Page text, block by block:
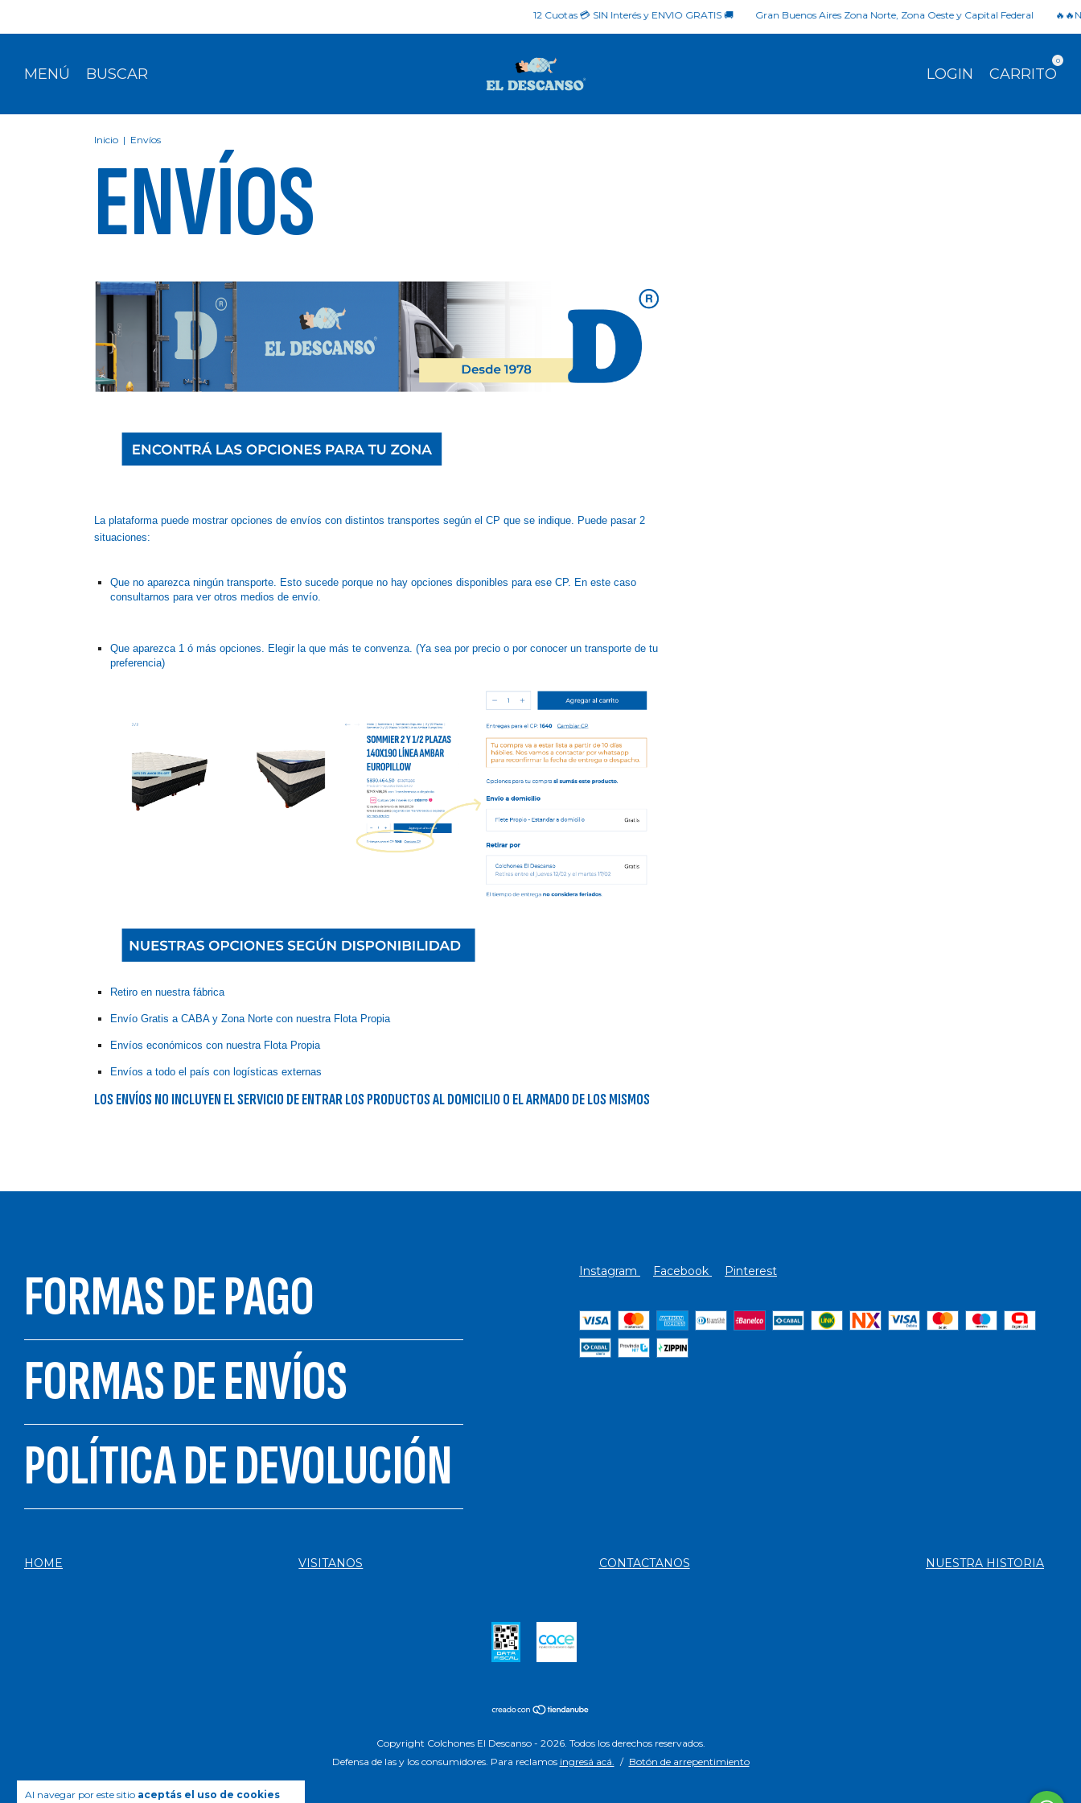
12 Cuotas 💳 SIN Interés y ENVIO GRATIS 🚚 Gran Buenos Aires Zona Norte, Zona Oeste y Capital Federal 🔥🔥NO
MENÚ BUSCAR LOGIN CARRITO
0
Al navegar por este sitio aceptás el uso de cookies
Inicio | Envíos
ENVÍOS
La plataforma puede mostrar opciones de envíos con distintos transportes según el CP que se indique. Puede pasar 2
situaciones:
Que no aparezca ningún transporte. Esto sucede porque no hay opciones disponibles para ese CP. En este caso
consultarnos para ver otros medios de envío.
Que aparezca 1 ó más opciones. Elegir la que más te convenza. (Ya sea por precio o por conocer un transporte de tu
preferencia)
Retiro en nuestra fábrica
Envío Gratis a CABA y Zona Norte con nuestra Flota Propia
Envíos económicos con nuestra Flota Propia
Envíos a todo el país con logísticas externas
LOS ENVÍOS NO INCLUYEN EL SERVICIO DE ENTRAR LOS PRODUCTOS AL DOMICILIO O EL ARMADO DE LOS MISMOS
FORMAS DE PAGO
FORMAS DE ENVÍOS
POLÍTICA DE DEVOLUCIÓN
Instagram Facebook Pinterest
HOME VISITANOS CONTACTANOS NUESTRA HISTORIA
Copyright Colchones El Descanso - 2026. Todos los derechos reservados.
Defensa de las y los consumidores. Para reclamos ingresá acá. / Botón de arrepentimiento